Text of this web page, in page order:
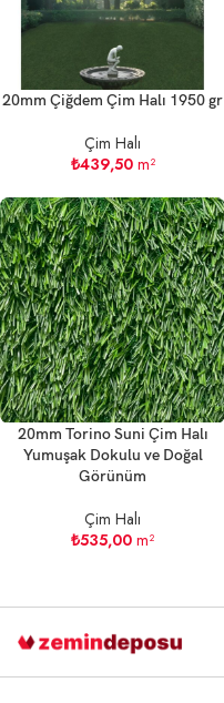
20mm Çiğdem Çim Halı 1950 gr
Çim Halı
₺439,50m²
20mm Torino Suni Çim Halı
Yumuşak Dokulu ve Doğal
Görünüm
Çim Halı
₺535,00 m²